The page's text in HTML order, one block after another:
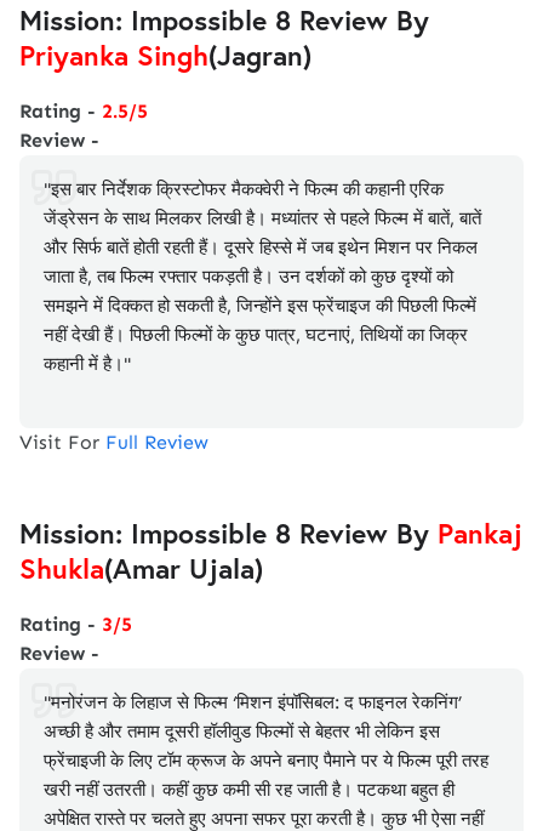
Mission: Impossible 8 Review By
Priyanka Singh(Jagran)
Rating - 2.5/5
Review -
"इस बार निर्देशक क्रिस्टोफर मैकक्वेरी ने फिल्म की कहानी एरिक
जेंड्रेसन के साथ मिलकर लिखी है। मध्यांतर से पहले फिल्म में बातें, बातें
और सिर्फ बातें होती रहती हैं। दूसरे हिस्से में जब इथेन मिशन पर निकल
जाता है, तब फिल्म रफ्तार पकड़ती है। उन दर्शकों को कुछ दृश्यों को
समझने में दिक्कत हो सकती है, जिन्होंने इस फ्रेंचाइज की पिछली फिल्में
नहीं देखी हैं। पिछली फिल्मों के कुछ पात्र, घटनाएं, तिथियों का जिक्र
कहानी में है।"
Visit For Full Review
Mission: Impossible 8 Review By Pankaj
Shukla(Amar Ujala)
Rating - 3/5
Review -
"मनोरंजन के लिहाज से फिल्म ‘मिशन इंपॉसिबल: द फाइनल रेकनिंग’
अच्छी है और तमाम दूसरी हॉलीवुड फिल्मों से बेहतर भी लेकिन इस
फ्रेंचाइजी के लिए टॉम क्रूज के अपने बनाए पैमाने पर ये फिल्म पूरी तरह
खरी नहीं उतरती। कहीं कुछ कमी सी रह जाती है। पटकथा बहुत ही
अपेक्षित रास्ते पर चलते हुए अपना सफर पूरा करती है। कुछ भी ऐसा नहीं